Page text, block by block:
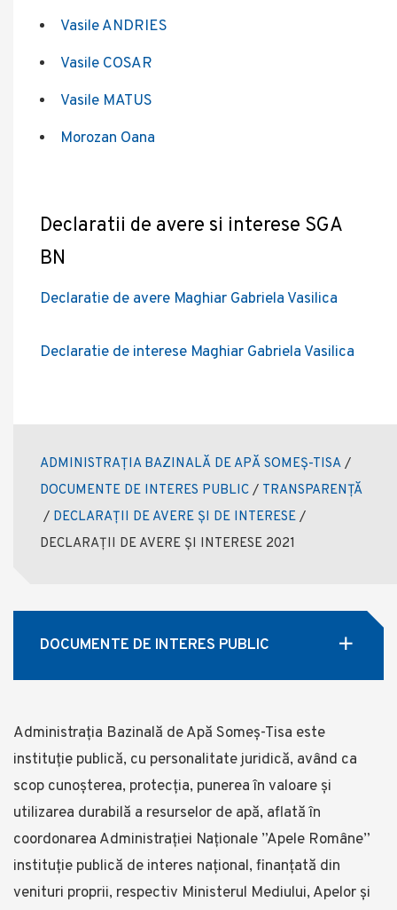
Vasile ANDRIES
Vasile COSAR
Vasile MATUS
Morozan Oana
Declaratii de avere si interese SGA
BN
Declaratie de avere Maghiar Gabriela Vasilica
Declaratie de interese Maghiar Gabriela Vasilica
ADMINISTRAȚIA BAZINALĂ DE APĂ SOMEȘ-TISA /
DOCUMENTE DE INTERES PUBLIC / TRANSPARENȚĂ
/ DECLARAȚII DE AVERE ȘI DE INTERESE /
DECLARAŢII DE AVERE ŞI INTERESE 2021
DOCUMENTE DE INTERES PUBLIC
Administrația Bazinală de Apă Someş-Tisa este
instituţie publică, cu personalitate juridică, având ca
scop cunoşterea, protecţia, punerea în valoare şi
utilizarea durabilă a resurselor de apă, aflată în
coordonarea Administraţiei Naționale ”Apele Române”
instituție publică de interes național, finanţată din
venituri proprii, respectiv Ministerul Mediului, Apelor și